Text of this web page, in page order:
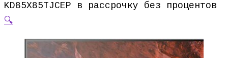
KD85X85TJCEP в рассрочку без процентов
🔍